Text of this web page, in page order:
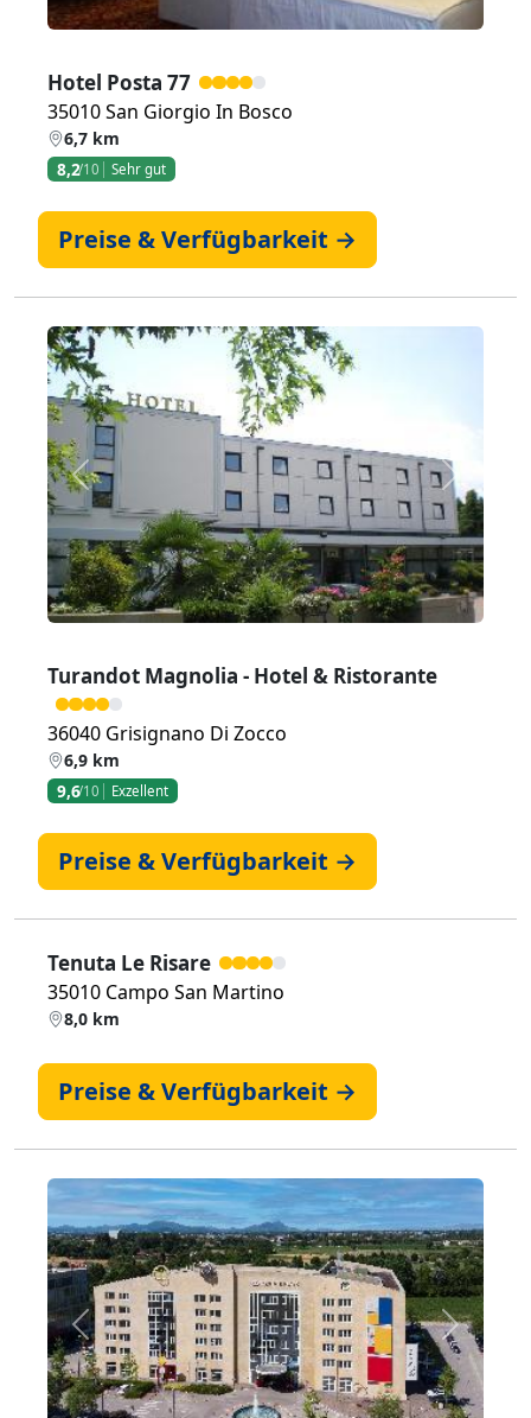
Hotel Posta 77
35010 San Giorgio In Bosco
6,7 km
8,2/10 Sehr gut
Preise & Verfügbarkeit →
Zurück Weiter
Turandot Magnolia - Hotel & Ristorante
36040 Grisignano Di Zocco
6,9 km
9,6/10 Exzellent
Preise & Verfügbarkeit →
Tenuta Le Risare
35010 Campo San Martino
8,0 km
Preise & Verfügbarkeit →
Zurück Weiter